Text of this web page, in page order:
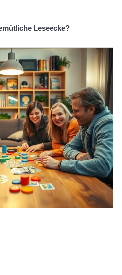
Leseecke?